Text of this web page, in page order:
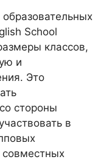
School
классов,
и
Это
стороны
в